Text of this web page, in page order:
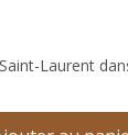
Laurent